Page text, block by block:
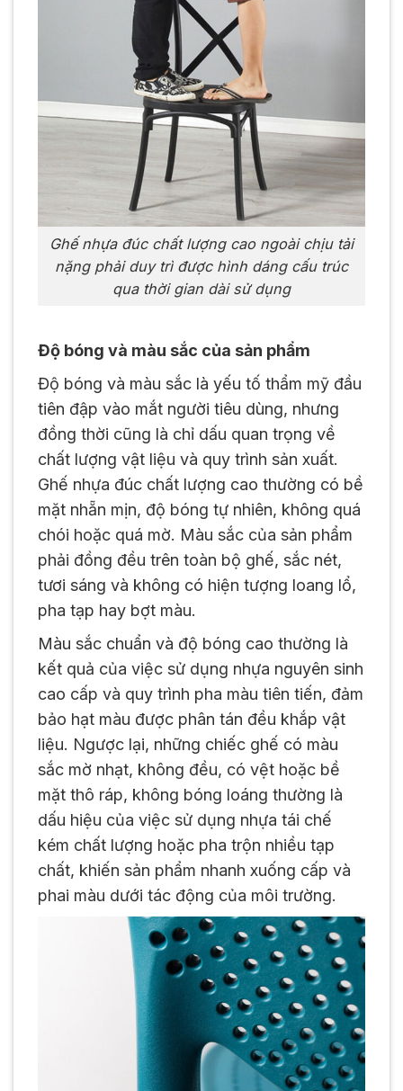
Ghế nhựa đúc chất lượng cao ngoài chịu tải
nặng phải duy trì được hình dáng cấu trúc
qua thời gian dài sử dụng
Độ bóng và màu sắc của sản phẩm
Độ bóng và màu sắc là yếu tố thẩm mỹ đầu
tiên đập vào mắt người tiêu dùng, nhưng
đồng thời cũng là chỉ dấu quan trọng về
chất lượng vật liệu và quy trình sản xuất.
Ghế nhựa đúc chất lượng cao thường có bề
mặt nhẵn mịn, độ bóng tự nhiên, không quá
chói hoặc quá mờ. Màu sắc của sản phẩm
phải đồng đều trên toàn bộ ghế, sắc nét,
tươi sáng và không có hiện tượng loang lổ,
pha tạp hay bợt màu.
Màu sắc chuẩn và độ bóng cao thường là
kết quả của việc sử dụng nhựa nguyên sinh
cao cấp và quy trình pha màu tiên tiến, đảm
bảo hạt màu được phân tán đều khắp vật
liệu. Ngược lại, những chiếc ghế có màu
sắc mờ nhạt, không đều, có vệt hoặc bề
mặt thô ráp, không bóng loáng thường là
dấu hiệu của việc sử dụng nhựa tái chế
kém chất lượng hoặc pha trộn nhiều tạp
chất, khiến sản phẩm nhanh xuống cấp và
phai màu dưới tác động của môi trường.